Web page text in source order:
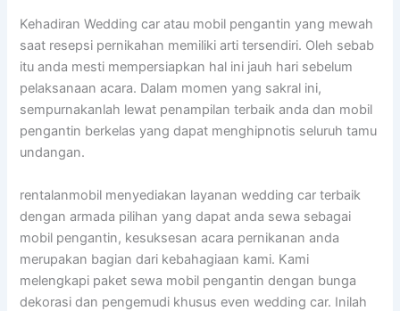
Kehadiran Wedding car atau mobil pengantin yang mewah
saat resepsi pernikahan memiliki arti tersendiri. Oleh sebab
itu anda mesti mempersiapkan hal ini jauh hari sebelum
pelaksanaan acara. Dalam momen yang sakral ini,
sempurnakanlah lewat penampilan terbaik anda dan mobil
pengantin berkelas yang dapat menghipnotis seluruh tamu
undangan.
rentalanmobil menyediakan layanan wedding car terbaik
dengan armada pilihan yang dapat anda sewa sebagai
mobil pengantin, kesuksesan acara pernikanan anda
merupakan bagian dari kebahagiaan kami. Kami
melengkapi paket sewa mobil pengantin dengan bunga
dekorasi dan pengemudi khusus even wedding car. Inilah